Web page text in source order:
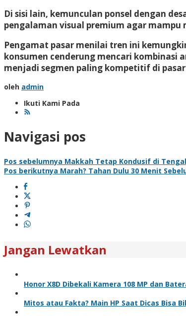
Di sisi lain, kemunculan ponsel dengan
pengalaman visual premium agar
Pengamat pasar menilai tren ini
konsumen cenderung mencari kombinasi
menjadi segmen paling kompetitif di
oleh admin
Ikuti Kami Pada
Navigasi pos
Pos sebelumnya Makkah Tetap Kondusif di
Pos berikutnya Marah? Tahan Dulu 30 Menit
Jangan Lewatkan
Honor X8D Dibekali Kamera 108 MP dan
Mitos atau Fakta? Main HP Saat Dicas Bisa